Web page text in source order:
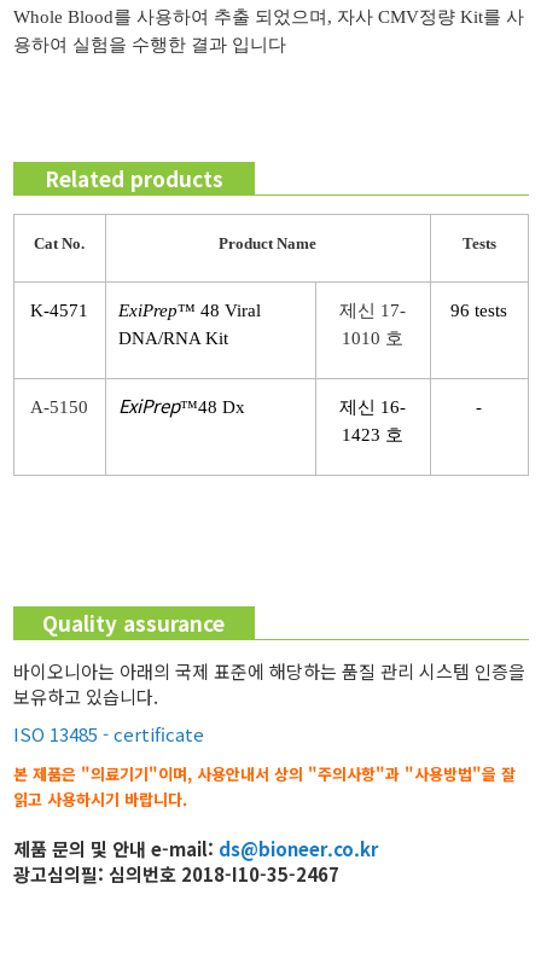
Whole Blood를 사용하여 추출 되었으며, 자사 CMV정량 Kit를 사
용하여 실험을 수행한 결과 입니다
Related products
Cat No. Product Name Tests
K-4571 ExiPrep™ 48 Viral
DNA/RNA Kit
제신 17-
1010 호
96 tests
A-5150 ExiPrep™48 Dx
제신 16-
1423 호
-
Quality assurance
바이오니아는 아래의 국제 표준에 해당하는 품질 관리 시스템 인증을
보유하고 있습니다.
ISO 13485 - certificate
본 제품은 "의료기기"이며, 사용안내서 상의 "주의사항"과 "사용방법"을 잘
읽고 사용하시기 바랍니다.
제품 문의 및 안내 e-mail: ds@bioneer.co.kr
광고심의필: 심의번호 2018-I10-35-2467